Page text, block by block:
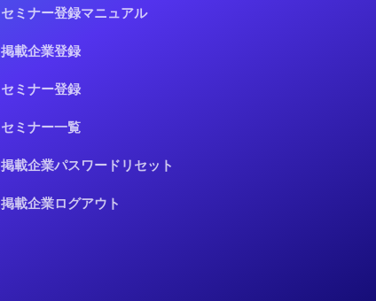
セミナー登録マニュアル
掲載企業登録
セミナー登録
セミナー一覧
掲載企業パスワードリセット
掲載企業ログアウト